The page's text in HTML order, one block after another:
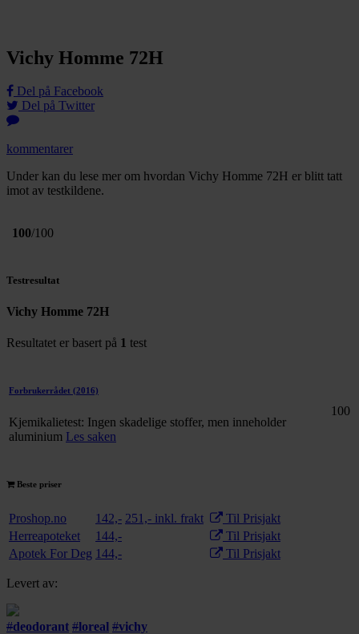
Vichy Homme 72H
Del på Facebook
Del på Twitter
kommentarer
Under kan du lese mer om hvordan Vichy Homme 72H er blitt tatt
imot av testkildene.
100/100
Testresultat
Vichy Homme 72H
Resultatet er basert på 1 test
Forbrukerrådet (2016)
Kjemikalietest: Ingen skadelige stoffer, men inneholder
aluminium Les saken
100
Beste priser
Proshop.no 142,- 251,- inkl. frakt
Til Prisjakt
Herreapoteket
144,-
Til Prisjakt
Apotek For Deg 144,- Til Prisjakt
Levert av:
#deodorant #loreal #vichy